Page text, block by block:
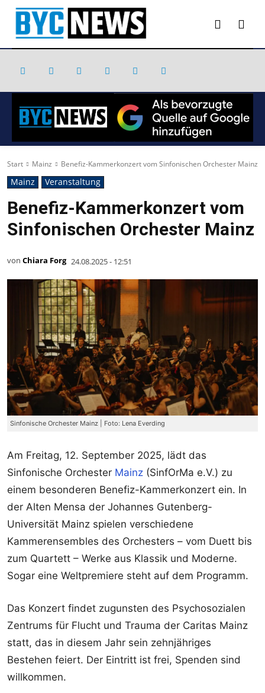
Start Mainz Benefiz-Kammerkonzert vom Sinfonischen Orchester Mainz
Mainz Veranstaltung
Benefiz-Kammerkonzert vom
Sinfonischen Orchester Mainz
von Chiara Forg 24.08.2025 - 12:51
Sinfonische Orchester Mainz | Foto: Lena Everding
Am Freitag, 12. September 2025, lädt das
Sinfonische Orchester Mainz (SinfOrMa e.V.) zu
einem besonderen Benefiz-Kammerkonzert ein. In
der Alten Mensa der Johannes Gutenberg-
Universität Mainz spielen verschiedene
Kammerensembles des Orchesters – vom Duett bis
zum Quartett – Werke aus Klassik und Moderne.
Sogar eine Weltpremiere steht auf dem Programm.
Das Konzert findet zugunsten des Psychosozialen
Zentrums für Flucht und Trauma der Caritas Mainz
statt, das in diesem Jahr sein zehnjähriges
Bestehen feiert. Der Eintritt ist frei, Spenden sind
willkommen.